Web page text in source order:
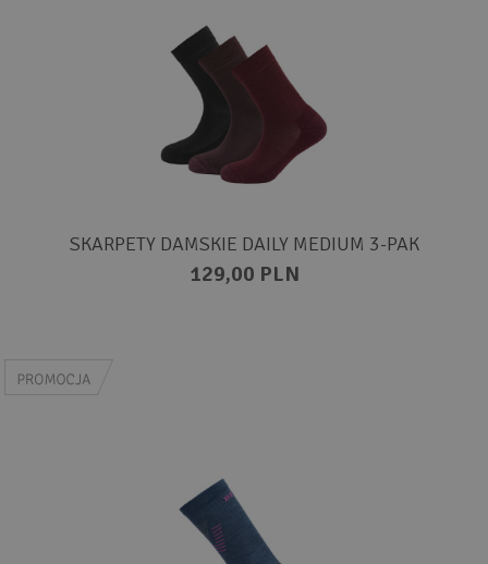
SKARPETY DAMSKIE DAILY MEDIUM 3-PAK
129,00 PLN